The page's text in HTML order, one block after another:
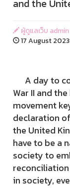
and the
ผู้ดูแลเว็บ admin
17 August 2023
A day to
War II and
movement
declaration
the United
have to be a
society to
in society,